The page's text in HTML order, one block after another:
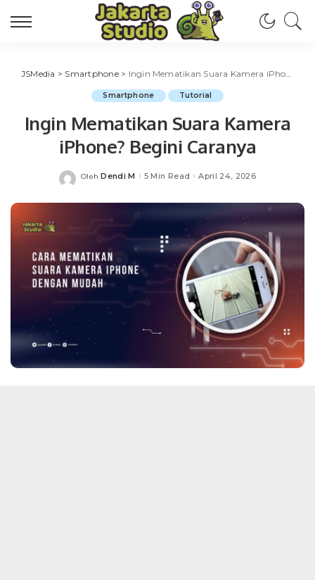
JSMedia > Smartphone> Ingin Mematikan Suara Kamera iPhone? Begini Caranya
Smartphone Tutorial
Ingin Mematikan Suara Kamera
iPhone? Begini Caranya
Posted
Oleh Dendi M 5 Min Read April 24, 2026